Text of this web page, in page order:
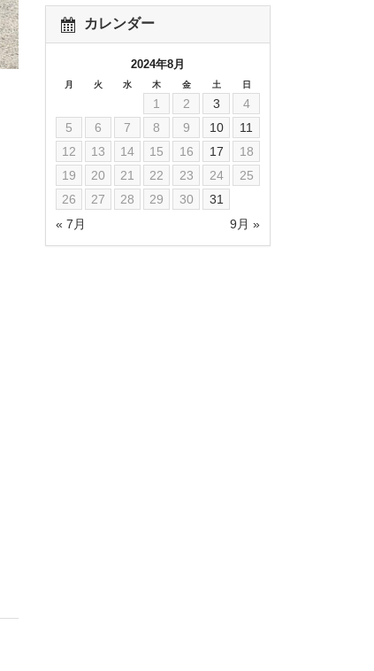
カレンダー
2024年8月
月 火 水 木 金 土 日
« 7月 9月 »
1 2 3
4
5
6 7 8 9 10
11
12
13 14 15 16 17
18
19
20 21 22 23 24
25
26
27 28 29 30 31